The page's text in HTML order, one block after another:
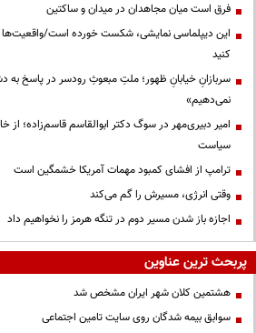
فرق است میان مجاهدان در میدان و ساکتین
این دیپلماسی نمایشی، شکست خورده است/واقعیت‌ها
کنید
سربازانِ خیابانِ ظهور؛ ملتِ مبعوثِ رودسر در پاسخ به
نمی‌دهیم»
امیر دبیری‌مهر در سوگ دکتر ابوالقاسم قاسم‌زاده؛
سیاست
ترامپ از افشای کمبود مهمات آمریکا خشمگین است
وقتی انرژی، مسیرش را گم می‌کند
اجازه باز شدن مسیر دوم در تنگه هرمز را نخواهیم داد
پربحث ترین عناوین
هشتمین کلان شهر ایران مشخص شد
سوابق بیمه شدگان روی سایت تامین اجتماعی